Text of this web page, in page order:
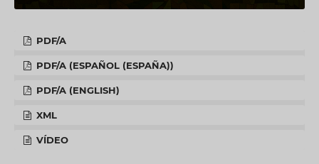
PDF/A
PDF/A (ESPAÑOL (ESPAÑA))
PDF/A (ENGLISH)
XML
VÍDEO